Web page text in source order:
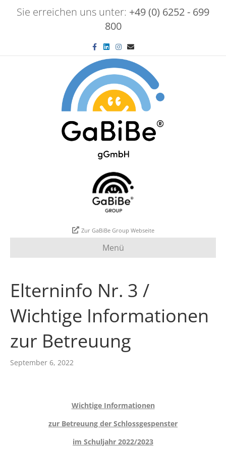
Sie erreichen uns unter: +49 (0) 6252 - 699
800
FacebookLinkedinInstagram
Email
Zur GaBiBe Group Webseite
Menü
Elterninfo Nr. 3 /
Wichtige Informationen
zur Betreuung
September 6, 2022
Wichtige Informationen
zur Betreuung der Schlossgespenster
im Schuljahr 2022/2023